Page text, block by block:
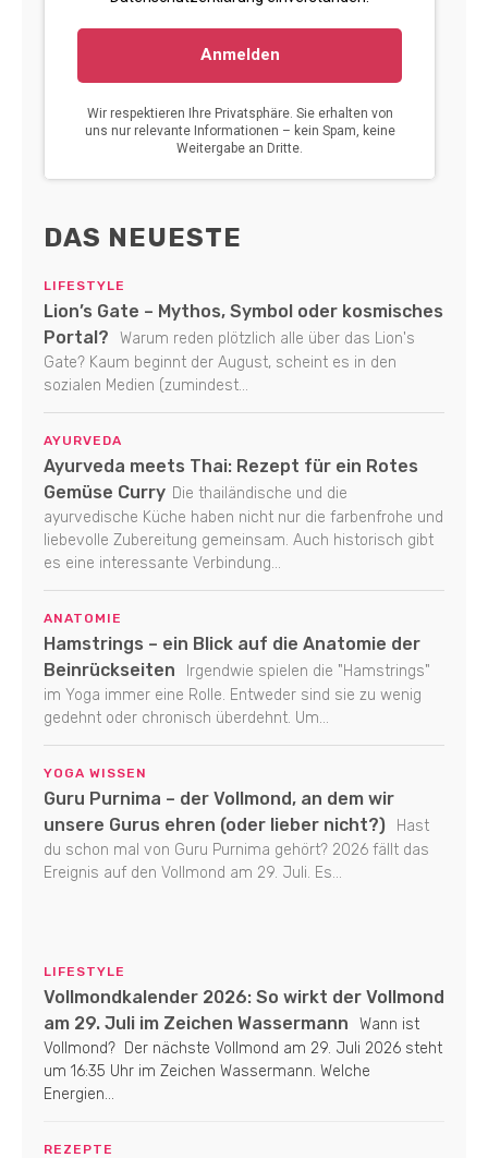
DAS NEUESTE
LIFESTYLE
Lion’s Gate – Mythos, Symbol oder kosmisches
Portal?
Warum reden plötzlich alle über das Lion's
Gate? Kaum beginnt der August, scheint es in den
sozialen Medien (zumindest...
AYURVEDA
Ayurveda meets Thai: Rezept für ein Rotes
Gemüse Curry Die thailändische und die
ayurvedische Küche haben nicht nur die farbenfrohe und
liebevolle Zubereitung gemeinsam. Auch historisch gibt
es eine interessante Verbindung...
ANATOMIE
Hamstrings – ein Blick auf die Anatomie der
Beinrückseiten
Irgendwie spielen die "Hamstrings"
im Yoga immer eine Rolle. Entweder sind sie zu wenig
gedehnt oder chronisch überdehnt. Um...
YOGA WISSEN
Guru Purnima – der Vollmond, an dem wir
unsere Gurus ehren (oder lieber nicht?)
Hast
du schon mal von Guru Purnima gehört? 2026 fällt das
Ereignis auf den Vollmond am 29. Juli. Es...
LIFESTYLE
Vollmondkalender 2026: So wirkt der Vollmond
am 29. Juli im Zeichen Wassermann
Wann ist
Vollmond? Der nächste Vollmond am 29. Juli 2026 steht
um 16:35 Uhr im Zeichen Wassermann. Welche
Energien...
REZEPTE